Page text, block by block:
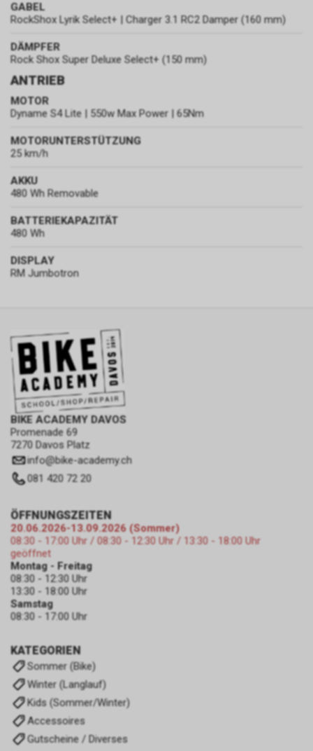
GABEL
RockShox Lyrik Select+ | Charger 3.1 RC2 Damper (160 mm)
DÄMPFER
Rock Shox Super Deluxe Select+ (150 mm)
ANTRIEB
MOTOR
Dyname S4 Lite | 550w Max Power | 65Nm
MOTORUNTERSTÜTZUNG
25 km/h
AKKU
480 Wh Removable
BATTERIEKAPAZITÄT
480 Wh
DISPLAY
RM Jumbotron
BIKE ACADEMY DAVOS
Promenade 69
7270 Davos Platz
info@bike-academy.ch
081 420 72 20
KATEGORIEN
Sommer (Bike)
Winter (Langlauf)
Kids (Sommer/Winter)
Accessoires
Gutscheine / Diverses
ÖFFNUNGSZEITEN
20.06.2026-13.09.2026 (Sommer)
08:30 - 17:00 Uhr / 08:30 - 12:30 Uhr / 13:30 - 18:00 Uhr
geöffnet
Montag - Freitag
08:30 - 12:30 Uhr
13:30 - 18:00 Uhr
Samstag
08:30 - 17:00 Uhr